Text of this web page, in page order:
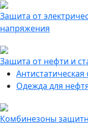
Защита от
напряжения
Защита от нефти и
Антистатическая
Одежда для
Комбинезоны